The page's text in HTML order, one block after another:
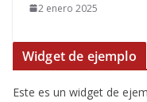
2 enero 2025
Widget de ejemplo
Este es un widget de